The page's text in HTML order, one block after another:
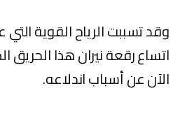
وقد تسببت الرياح القوية
اتساع رقعة نيران هذا الحريق
الآن عن أسباب اندلاعه.